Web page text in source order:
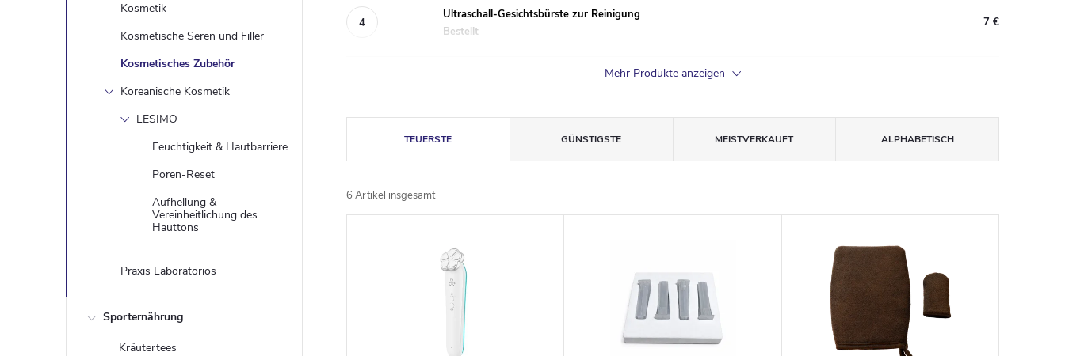
Kosmetik
Kosmetische Seren und Filler
Kosmetisches Zubehör
Koreanische Kosmetik
LESIMO
Feuchtigkeit & Hautbarriere
Poren-Reset
Aufhellung &
Vereinheitlichung des
Hauttons
Praxis Laboratorios
Sporternährung
Kräutertees
Ultraschall-Gesichtsbürste zur Reinigung
Bestellt
7 €
Mehr Produkte anzeigen
r
o
TEUERSTE GÜNSTIGSTE MEISTVERKAUFT ALPHABETISCH
6 Artikel insgesamt